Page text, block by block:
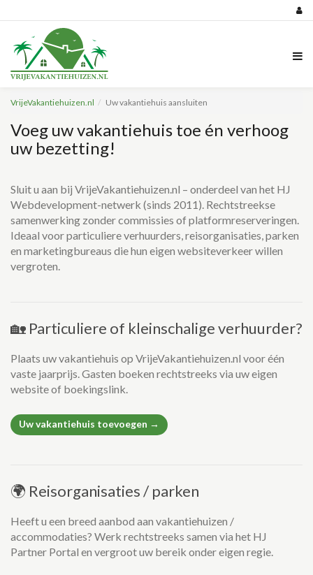
VrijeVakantiehuizen.nl Uw vakantiehuis aansluiten
Voeg uw vakantiehuis toe én verhoog
uw bezetting!
Sluit u aan bij VrijeVakantiehuizen.nl – onderdeel van het HJ
Webdevelopment-netwerk (sinds 2011). Rechtstreekse
samenwerking zonder commissies of platformreserveringen.
Ideaal voor particuliere verhuurders, reisorganisaties, parken
en marketingbureaus die hun eigen websiteverkeer willen
vergroten.
🏡 Particuliere of kleinschalige verhuurder?
Plaats uw vakantiehuis op VrijeVakantiehuizen.nl voor één
vaste jaarprijs. Gasten boeken rechtstreeks via uw eigen
website of boekingslink.
Uw vakantiehuis toevoegen →
🌍 Reisorganisaties / parken
Heeft u een breed aanbod aan vakantiehuizen /
accommodaties? Werk rechtstreeks samen via het HJ
Partner Portal en vergroot uw bereik onder eigen regie.